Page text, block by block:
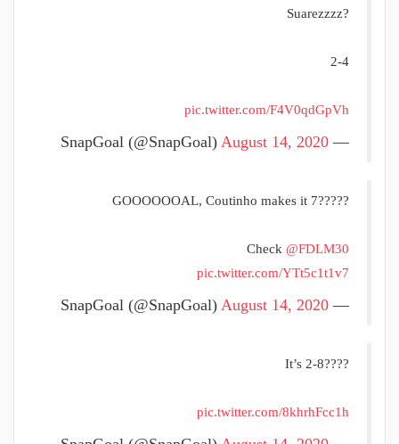
Suarezzzz?
2-4
pic.twitter.com/F4V0qdGpVh
— SnapGoal (@SnapGoal)
August 14, 2020
GOOOOOOAL, Coutinho makes it 7?????
Check @FDLM30
pic.twitter.com/YTt5c1t1v7
— SnapGoal (@SnapGoal)
August 14, 2020
It’s 2-8????
pic.twitter.com/8khrhFcc1h